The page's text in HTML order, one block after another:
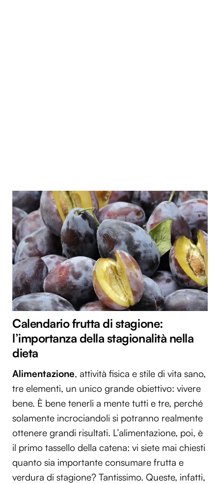
Calendario frutta di stagione:
l’importanza della stagionalità nella
dieta
Alimentazione, attività fisica e stile di vita sano,
tre elementi, un unico grande obiettivo: vivere
bene. È bene tenerli a mente tutti e tre, perché
solamente incrociandoli si potranno realmente
ottenere grandi risultati. L’alimentazione, poi, è
il primo tassello della catena: vi siete mai chiesti
quanto sia importante consumare frutta e
verdura di stagione? Tantissimo. Queste, infatti,